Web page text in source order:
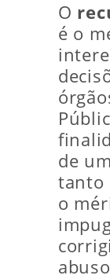
O
é o
de
tanto
o